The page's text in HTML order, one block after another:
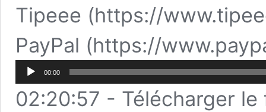
Tipeee (https://
PayPal (https://
Lecteur
audio
00:00
02:20:57 - Télécharger